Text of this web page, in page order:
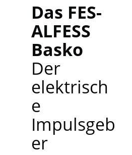
Das FES-
ALFESS
Basko
Der
elektrisch
e
Impulsgeb
er